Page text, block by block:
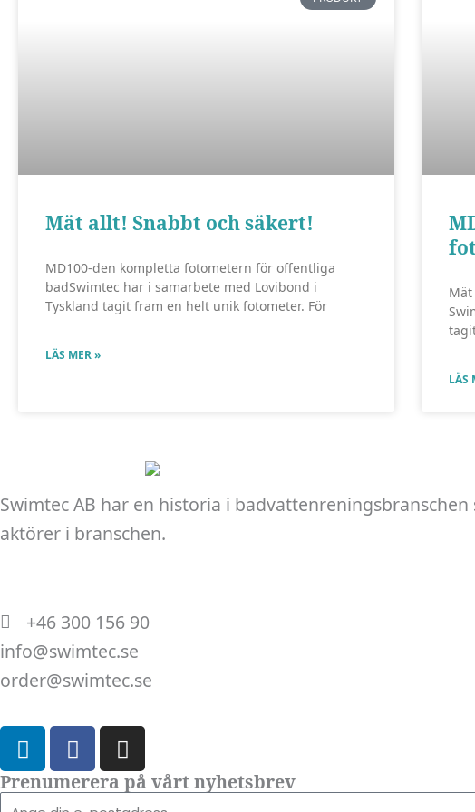
Mät allt! Snabbt och säkert!
MD100-den kompletta fotometern för offentliga
badSwimtec har i samarbete med Lovibond i
Tyskland tagit fram en helt unik fotometer. För
LÄS MER »
LÄS
Swimtec AB har en historia i
aktörer i branschen.
+46 300 156 90
info@swimtec.se
order@swimtec.se
L
i
n
k
F
a
c
e
I
n
s
t
Prenumerera på vårt nyhetsbrev
E-
att hemsidan
över huvud
taget ska
Statistik
För att vi ska
kunna
hemsidans
funktionalitet
och